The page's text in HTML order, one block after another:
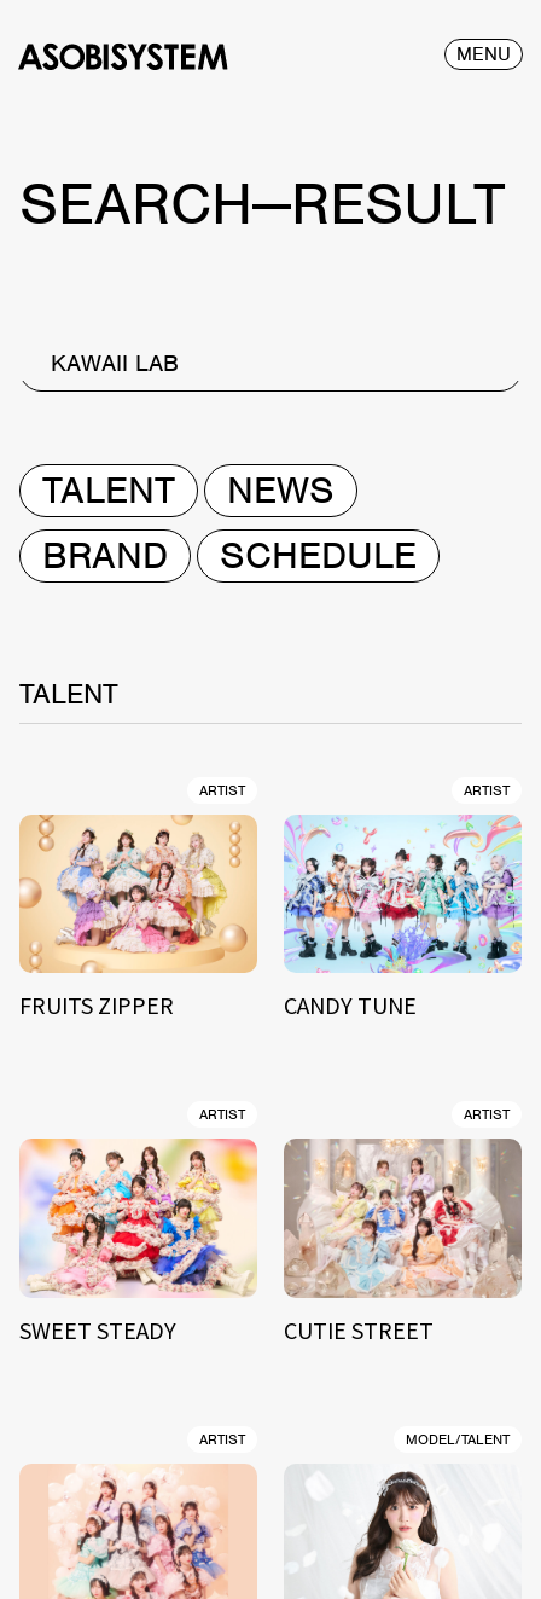
MENU
SEARCH—RESULT
KAWAII LAB
TALENT
NEWS
BRAND
SCHEDULE
TALENT
ARTIST
FRUITS ZIPPER
ARTIST
CANDY TUNE
ARTIST
SWEET STEADY
ARTIST
CUTIE STREET
ARTIST MODEL/TALENT